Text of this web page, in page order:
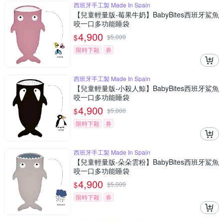
西班牙手工製 Made In Spain
【兒童輕量版-莓果牛奶】BabyBites西班牙鯊魚
咬一口多功能睡袋
$4,900 $5,000
限時下殺
券
西班牙手工製 Made In Spain
【兒童輕量版-小殺人鯨】BabyBites西班牙鯊魚
咬一口多功能睡袋
$4,900 $5,000
限時下殺
券
西班牙手工製 Made In Spain
【兒童輕量版-朵朵雲粉】BabyBites西班牙鯊魚
咬一口多功能睡袋
$4,900 $5,000
限時下殺
券